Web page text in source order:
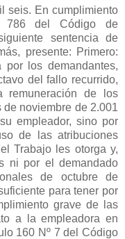
seis. En cumplimiento
del Código de
sentencia de
presente: Primero:
los demandantes,
del fallo recurrido,
de los
noviembre de 2.001
empleador, sino por
de las atribuciones
Trabajo les otorga y,
ni por el demandado
de octubre de
para tener por
grave de las
a la empleadora en
160 Nº 7 del Código